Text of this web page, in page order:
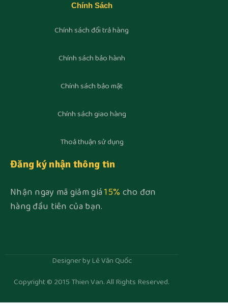
Chính Sách
Chính sách đổi trả hàng
Chính sách bảo hành
Chính sách bảo mật
Chính sách giao hàng
Thoả thuận sử dụng
Đăng ký nhận thông tin
Nhận ngay mã giảm giá15%cho đơn
hàng đầu tiên của bạn.
Designer by Lê Văn Quốc
Copyright © 2015 Thien Van. All Rights Reserved.